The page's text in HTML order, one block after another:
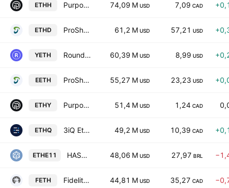
ETHH Purpose Ether ETF Trust Units -hedged- 74,09 M USD 7,09 CAD
ETHD ProShares UltraShort Ether ETF 61,2 M USD 57,21 USD
YETH Roundhill Ether Covered Call Strategy ETF 60,39 M USD 8,99 USD
EETH ProShares Ether ETF 55,27 M USD 23,23 USD
ETHY Purpose Ether Yield ETF Trust Units 51,4 M USD 1,24 CAD
ETHQ 3iQ Ether Staking ETF Trust Units 49,2 M USD 10,39 CAD
ETHE11 HASHDEX NASDAQ ETHEREUM REFERENCE PRICE ETF 48,06 M USD 27,97 BRL
FETH Fidelity Advantage Ether ETF Series L Trust Units 44,81 M USD 35,27 CAD